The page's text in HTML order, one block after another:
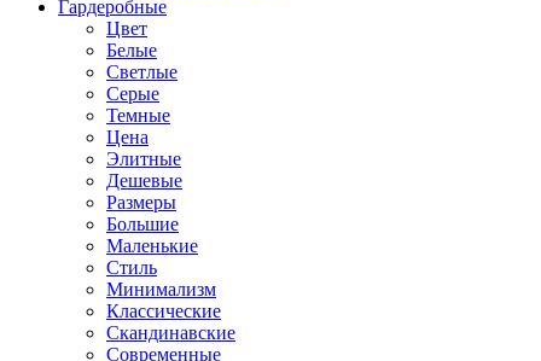
Гардеробные
Цвет
Белые
Светлые
Серые
Темные
Цена
Элитные
Дешевые
Размеры
Большие
Маленькие
Стиль
Минимализм
Классические
Скандинавские
Современные